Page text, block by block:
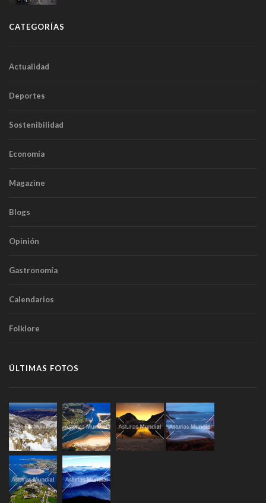
CATEGORÍAS
Actualidad
Deportes
Sostenibilidad
Economía
Magazine
Blogs
Opinión
Gastronomía
Calendarios
Folklore
ÚLTIMAS FOTOS